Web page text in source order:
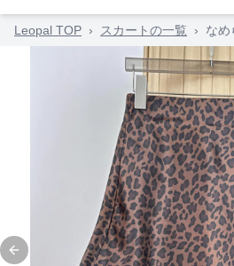
Leopal TOP › スカートの一覧 › なめ
Previous slide